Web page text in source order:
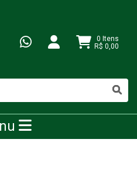
0 Itens
R$ 0,00